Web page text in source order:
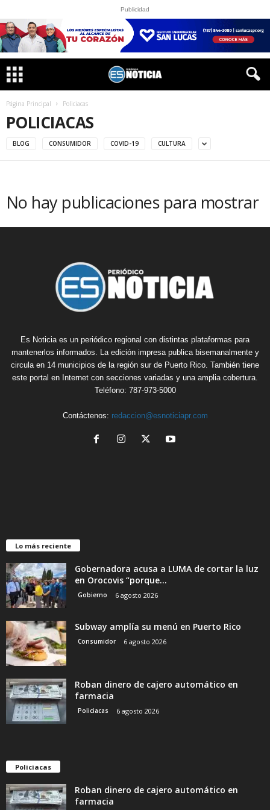
Publicidad
Página Principal Policiacas
POLICIACAS
BLOG CONSUMIDOR COVID-19 CULTURA
No hay publicaciones para mostrar
Es Noticia es un periódico regional con distintas plataformas para
mantenerlos informados. La edición impresa publica bisemanalmente y
circula en 14 municipios de la región sur de Puerto Rico. También tiene
este portal en Internet con secciones variadas y una amplia cobertura.
Teléfono: 787-973-5000
Contáctenos: redaccion@esnoticiapr.com
Lo más reciente
Gobernadora acusa a LUMA de cortar la luz
en Orocovis “porque...
Gobierno 6 agosto 2026
Subway amplía su menú en Puerto Rico
Consumidor 6 agosto 2026
Roban dinero de cajero automático en
farmacia
Policiacas 6 agosto 2026
Policiacas
Roban dinero de cajero automático en
farmacia